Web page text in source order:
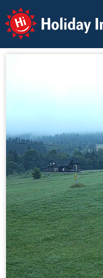
Holiday Info